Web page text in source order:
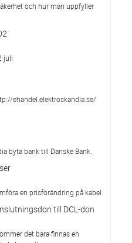
och hur man uppfyller
juli
ehandel.elektroskandia.se/
byta bank till Danske Bank.
en prisförändring på kabel.
till DCL-don
det bara finnas en